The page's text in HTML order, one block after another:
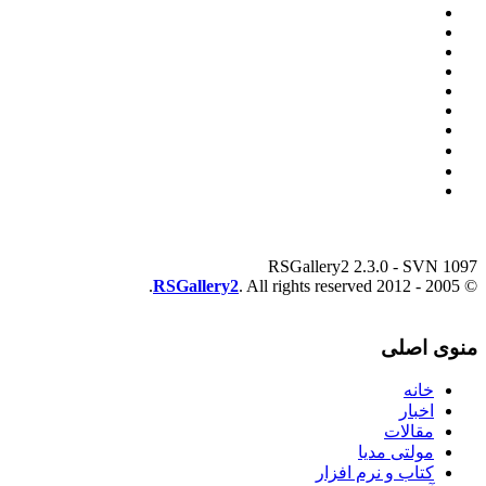
RSGallery2 2.3.0 - SVN 1097
© 2005 - 2012
RSGallery2. All rights reserved.
منوی اصلی
خانه
اخبار
مقالات
مولتی مدیا
کتاب و نرم افزار